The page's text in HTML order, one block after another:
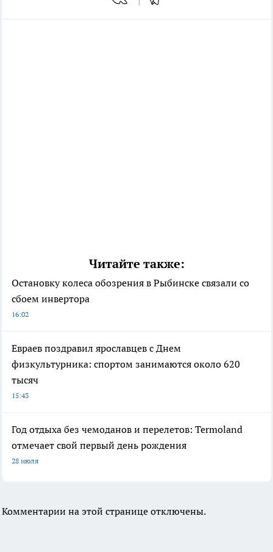
Читайте также:
Остановку колеса обозрения в Рыбинске связали со
сбоем инвертора
16:02
Евраев поздравил ярославцев с Днем
физкультурника: спортом занимаются около 620
тысяч
15:43
Год отдыха без чемоданов и перелетов: Termoland
отмечает свой первый день рождения
28 июля
Комментарии на этой странице отключены.